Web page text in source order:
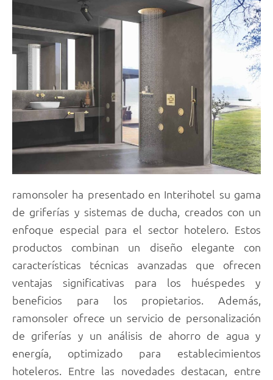
ramonsoler ha presentado en Interihotel su gama
de griferías y sistemas de ducha, creados con un
enfoque especial para el sector hotelero. Estos
productos combinan un diseño elegante con
características técnicas avanzadas que ofrecen
ventajas significativas para los huéspedes y
beneficios para los propietarios. Además,
ramonsoler ofrece un servicio de personalización
de griferías y un análisis de ahorro de agua y
energía, optimizado para establecimientos
hoteleros. Entre las novedades destacan, entre